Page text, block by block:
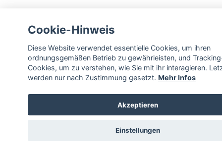
Cookie-Hinweis
Diese Website verwendet essentielle Cookies, um ihren
ordnungsgemäßen Betrieb zu gewährleisten, und
Cookies, um zu verstehen, wie Sie mit ihr interagieren.
werden nur nach Zustimmung gesetzt. Mehr Infos
Akzeptieren
Einstellungen